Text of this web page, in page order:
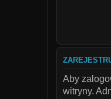
Aby
witryny.